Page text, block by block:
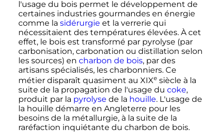
l'usage du bois permet le développement de
certaines industries gourmandes en énergie
comme la sidérurgie et la verrerie qui
nécessitaient des températures élevées. À cet
effet, le bois est transformé par pyrolyse (par
carbonisation, carbonation ou distillation selon
les sources) en charbon de bois, par des
artisans spécialisés, les charbonniers. Ce
métier disparaît quasiment au XIXe siècle à la
suite de la propagation de l'usage du coke,
produit par la pyrolyse de la houille. L'usage de
la houille démarre en Angleterre pour les
besoins de la métallurgie, à la suite de la
raréfaction inquiétante du charbon de bois.